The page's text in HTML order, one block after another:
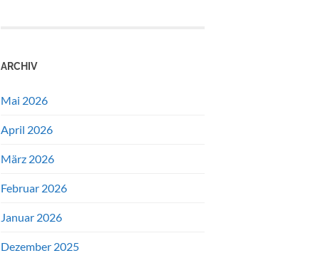
ARCHIV
Mai 2026
April 2026
März 2026
Februar 2026
Januar 2026
Dezember 2025